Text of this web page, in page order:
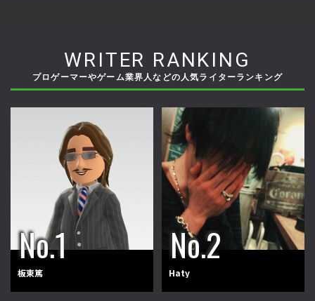
WRITER RANKING
プロゲーマーやゲーム業界人などの人気ライターランキング
板東篤 Haty